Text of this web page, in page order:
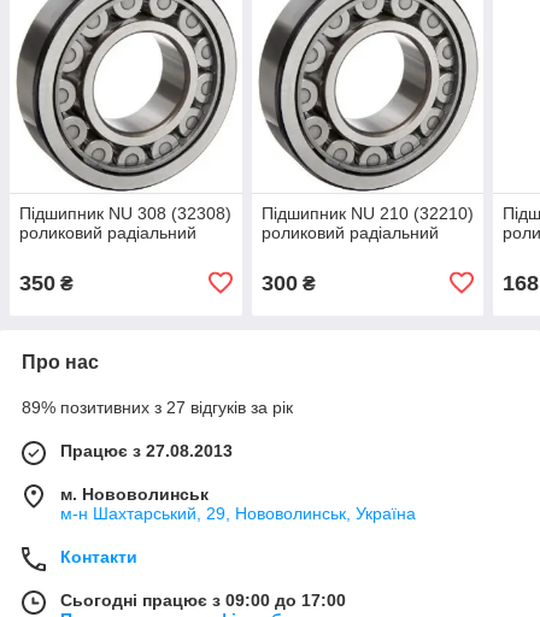
Підшипник NU 308 (32308)
роликовий радіальний
350 ₴
Підшипник NU 210 (32210)
роликовий радіальний
300₴ 168
Про нас
89% позитивних з 27 відгуків за рік
Працює з 27.08.2013
м. Нововолинськ
м-н Шахтарський, 29, Нововолинськ, Україна
Контакти
Сьогодні працює з 09:00 до 17:00